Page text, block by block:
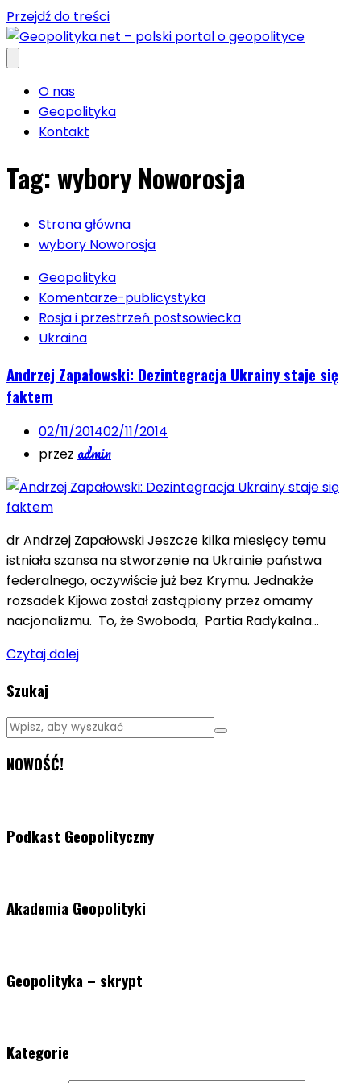
Przejdź do treści
O nas
Geopolityka
Kontakt
Tag:wybory Noworosja
Strona główna
wybory Noworosja
Geopolityka
Komentarze-publicystyka
Rosja i przestrzeń postsowiecka
Ukraina
Andrzej Zapałowski: Dezintegracja Ukrainy staje się
faktem
02/11/201402/11/2014
przez admin
dr Andrzej Zapałowski Jeszcze kilka miesięcy temu
istniała szansa na stworzenie na Ukrainie państwa
federalnego, oczywiście już bez Krymu. Jednakże
rozsadek Kijowa został zastąpiony przez omamy
nacjonalizmu. To, że Swoboda, Partia Radykalna…
Czytaj dalej
Szukaj
NOWOŚĆ!
Podkast Geopolityczny
Akademia Geopolityki
Geopolityka – skrypt
Kategorie